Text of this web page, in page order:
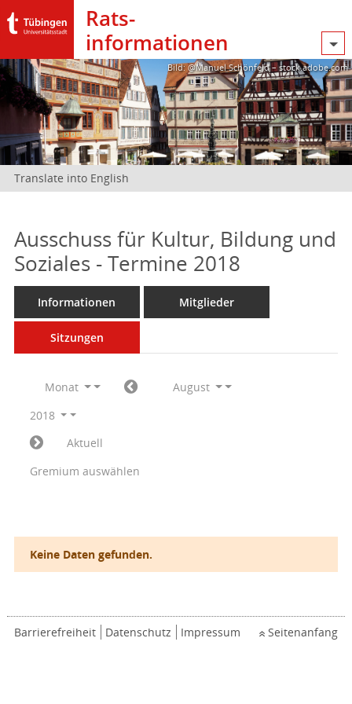
Rats­
informationen
Bild: @Manuel Schönfeld – stock.adobe.com
Translate into English
Ausschuss für Kultur, Bildung und
Soziales - Termine 2018
Informationen Mitglieder
Sitzungen
Monat
August
2018
Aktuell
Gremium auswählen
Keine Daten gefunden.
Barrierefreiheit Datenschutz Impressum Seitenanfang